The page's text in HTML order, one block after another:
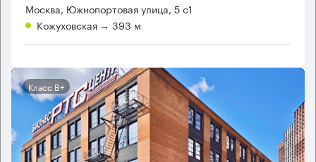
Москва, Южнопортовая улица, 5 с1
Кожуховская → 393 м
Класс B+